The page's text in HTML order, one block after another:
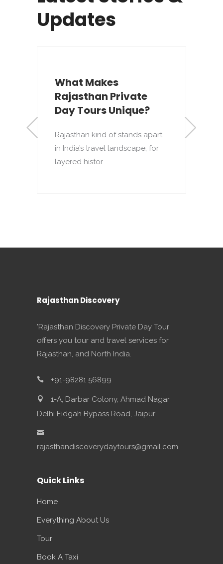
Updates
What Makes
Rajasthan Private
Day Tours Unique?
Rajasthan kind of stands apart
in India’s travel landscape, for
layered histor
Rajasthan Discovery
'Rajasthan Discovery Private Day Tour
offers you tour and travel services for
Rajasthan, and North India.
+91-98281 56899
1-A, Darbar Colony, Ahmad Nagar
Delhi Eidgah Bypass Road, Jaipur
rajasthandiscoverydaytours@gmail.com
Quick Links
Home
Everything About Us
Tour
Book A Taxi